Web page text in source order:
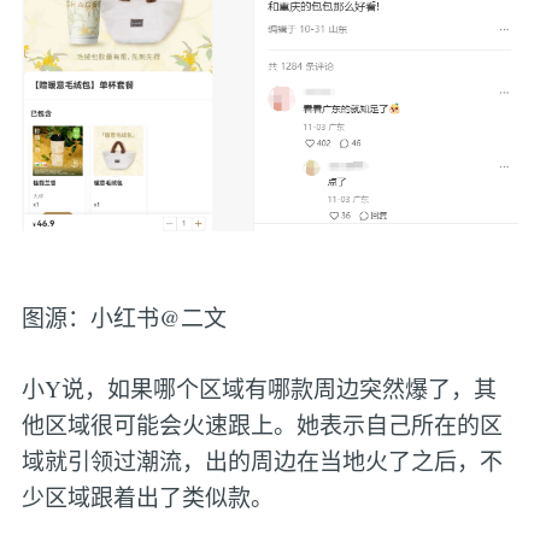
图源：小红书@二文
小Y说，如果哪个区域有哪款周边突然爆了，其
他区域很可能会火速跟上。她表示自己所在的区
域就引领过潮流，出的周边在当地火了之后，不
少区域跟着出了类似款。